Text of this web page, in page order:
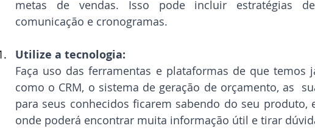
metas de vendas. Isso pode incluir estratégias
comunicação e cronogramas.
Utilize a tecnologia:
Faça uso das ferramentas e plataformas de que temos
como o CRM, o sistema de geração de orçamento, as
para seus conhecidos ficarem sabendo do seu produto,
onde poderá encontrar muita informação útil e tirar